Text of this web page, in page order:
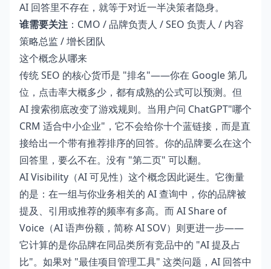
AI 回答里不存在，就等于对近一半决策者隐身。
谁需要关注 ：CMO / 品牌负责人 / SEO 负责人 / 内容
策略总监 / 增长团队
这个概念从哪来
传统 SEO 的核心货币是 "排名"——你在 Google 第几
位，点击率大概多少，都有成熟的公式可以预测。但
AI 搜索彻底改变了游戏规则。当用户问 ChatGPT"哪个
CRM 适合中小企业"，它不会给你十个蓝链接，而是直
接给出一个带有推荐排序的回答。你的品牌要么在这个
回答里，要么不在。没有 "第二页" 可以翻。
AI Visibility（AI 可见性）这个概念因此诞生。它衡量
的是：在一组与你业务相关的 AI 查询中，你的品牌被
提及、引用或推荐的频率有多高。而 AI Share of
Voice（AI 语声份额，简称 AI SOV）则更进一步——
它计算的是你品牌在同品类所有竞品中的 "AI 提及占
比"。如果对 "最佳项目管理工具" 这类问题，AI 回答中